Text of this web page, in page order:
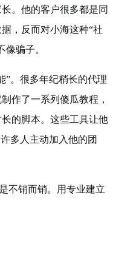
。他的客户很多都是同
，反而对小海这种“社
骗子。
”。很多年纪稍长的代理
作了一系列傻瓜教程，
的脚本。这些工具让他
多人主动加入他的团
不销而销。用专业建立